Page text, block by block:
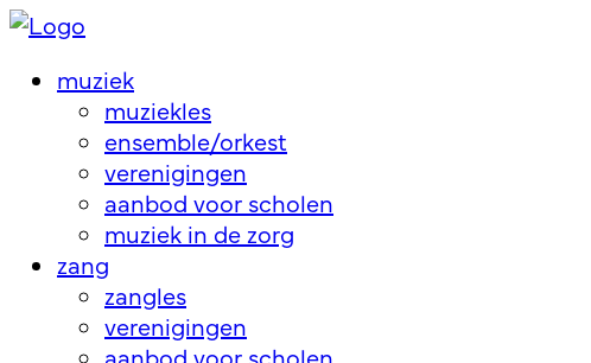
muziek
muziekles
ensemble/orkest
verenigingen
aanbod voor scholen
muziek in de zorg
zang
zangles
verenigingen
aanbod voor scholen